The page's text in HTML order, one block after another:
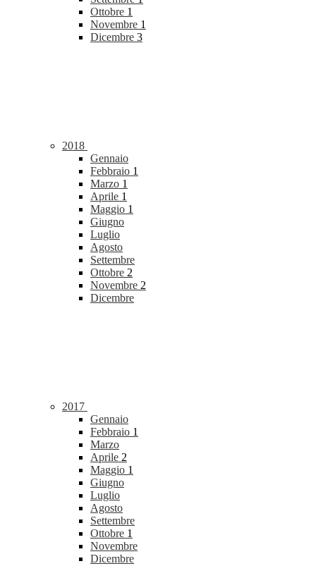
Ottobre 1
Novembre 1
Dicembre 3
2018
Gennaio
Febbraio 1
Marzo 1
Aprile 1
Maggio 1
Giugno
Luglio
Agosto
Settembre
Ottobre 2
Novembre 2
Dicembre
2017
Gennaio
Febbraio 1
Marzo
Aprile 2
Maggio 1
Giugno
Luglio
Agosto
Settembre
Ottobre 1
Novembre
Dicembre